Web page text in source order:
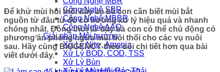
Công Nghệ SBR
Công Nghệ MBBR
Công Nghệ AAO
Giải pháp Môi trường
Xử Lý Nitơ, Amonia
Xử Lý BOD, COD, TSS
Xử Lý Bùn
Để khử mùi hôi thối đáy ao bà con cần biết mùi bắt
nguồn từ đâu từ đó có hướng xử lý hiệu quả và nhanh
chóng nhất. Đồng thời từ đây bà con có thể chủ động có
phương án phòng ngừa mùi hôi thối cho các vụ nuôi
sau. Hãy cùng BIOGENCY theo dõi chi tiết hơn qua bài
viết dưới đây.